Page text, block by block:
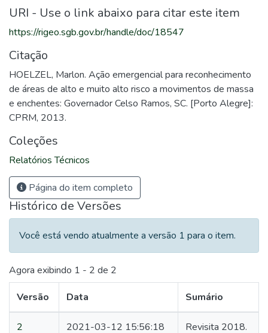
URI - Use o link abaixo para citar este item
https://rigeo.sgb.gov.br/handle/doc/18547
Citação
HOELZEL, Marlon. Ação emergencial para reconhecimento
de áreas de alto e muito alto risco a movimentos de massa
e enchentes: Governador Celso Ramos, SC. [Porto Alegre]:
CPRM, 2013.
Coleções
Relatórios Técnicos
Página do item completo
Histórico de Versões
Você está vendo atualmente a versão 1 para o item.
Agora exibindo 1 - 2 de 2
Versão Data Sumário
2 2021-03-12 15:56:18 Revisita 2018.